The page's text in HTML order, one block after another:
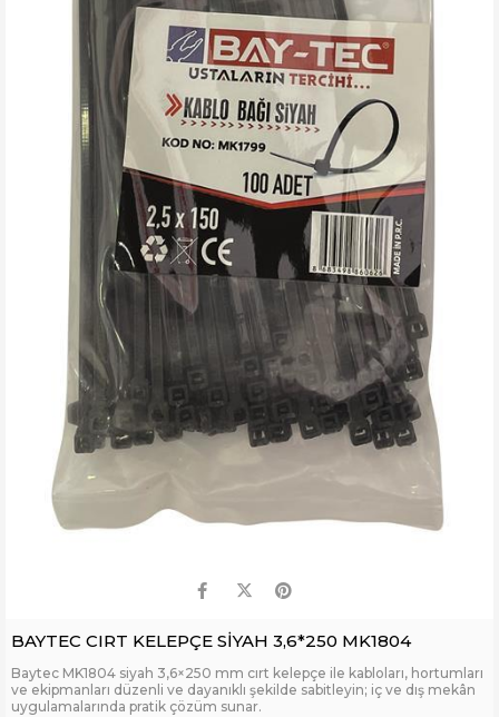
BAYTEC CIRT KELEPÇE SİYAH 3,6*250 MK1804
Baytec MK1804 siyah 3,6×250 mm cırt kelepçe ile kabloları, hortumları
ve ekipmanları düzenli ve dayanıklı şekilde sabitleyin; iç ve dış mekân
uygulamalarında pratik çözüm sunar.